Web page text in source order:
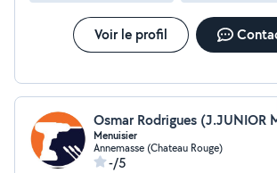
Voir le profil
Osmar Rodrigues (J.JUNIOR
Menuisier
Annemasse (Chateau Rouge)
-/5